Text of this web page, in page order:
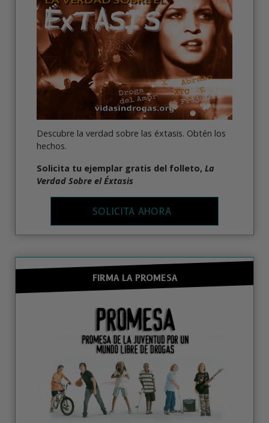
Descubre la verdad sobre las éxtasis. Obtén los
hechos.
Solicita tu ejemplar gratis del folleto, La
Verdad Sobre el Éxtasis
SOLICITA AHORA
FIRMA LA PROMESA